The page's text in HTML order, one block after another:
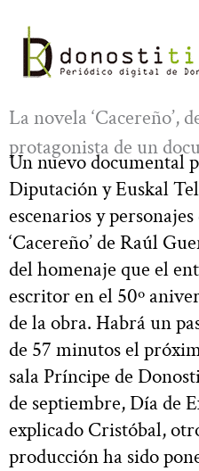
contenido
La novela ‘Cacereño’,
protagonista de un
Un nuevo documental
Diputación y Euskal
escenarios y
‘Cacereño’ de Raúl
del homenaje que el
escritor en el 50º
de la obra. Habrá un
de 57 minutos el
sala Príncipe de
de septiembre, Día de
explicado Cristóbal,
producción ha sido